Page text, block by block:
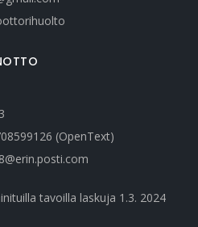
(OpenText)
tavoilla laskuja 1.3. 2024